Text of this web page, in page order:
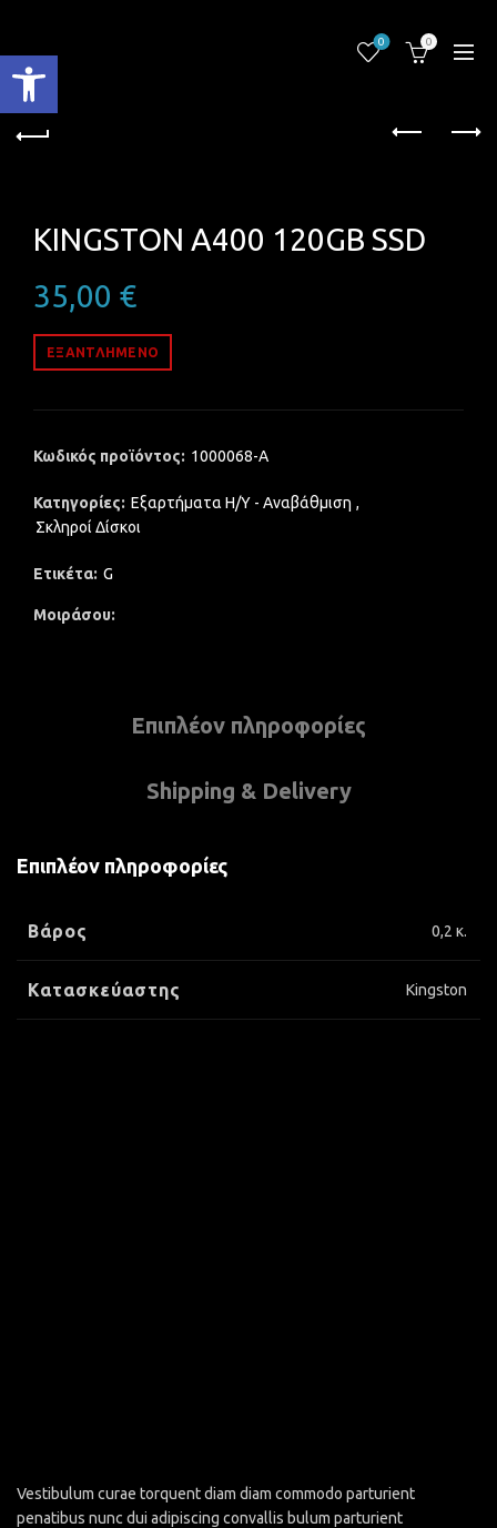
Ανοίξτε τη γραμμή εργαλείων
0 0
KINGSTON A400 120GB SSD
35,00 €
ΕΞΑΝΤΛΗΜΈΝΟ
Κωδικός προϊόντος: 1000068-A
Κατηγορίες: Εξαρτήματα Η/Υ - Αναβάθμιση ,
Σκληροί Δίσκοι
Ετικέτα: G
Μοιράσου
Επιπλέον πληροφορίες
Shipping & Delivery
Επιπλέον πληροφορίες
Βάρος 0,2 κ.
Κατασκεύαστης Kingston
Vestibulum curae torquent diam diam commodo parturient
penatibus nunc dui adipiscing convallis bulum parturient